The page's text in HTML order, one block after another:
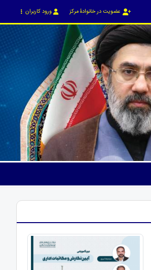
عضویت در خانوادۀ مرکز ورود کاربران